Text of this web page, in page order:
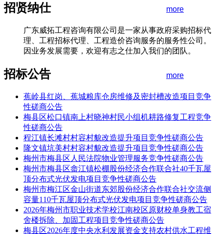
招贤纳仕 more
广东威拓工程咨询有限公司是一家从事政府采购招标代
理、工程招标代理、工程造价咨询服务的服务性公司。
因业务发展需要，欢迎有志之仕加入我们的团队。
招标公告 more
蕉岭县红岗、蕉城粮库仓房维修及密封槽改造项目竞争
性磋商公告
梅县区松口镇南上村晓神村民小组机耕路修复工程竞争
性磋商公告
程江镇长滩村村容村貌改造提升项目竞争性磋商公告
隆文镇坑美村村容村貌改造提升项目竞争性磋商公告
梅州市梅县区人民法院物业管理服务竞争性磋商公告
梅州市梅县区畲江镇松棚股份经济合作联合社40千瓦屋
顶分布式光伏发电项目竞争性磋商公告
梅州市梅江区金山街道东郊股份经济合作联合社交流侧
容量110千瓦屋顶分布式光伏发电项目竞争性磋商公告
2026年梅州市职业技术学校江南校区原财校单身教工宿
舍楼拆除、加固工程项目竞争性磋商公告
梅县区2026年度中央水利发展资金支持农村供水工程维